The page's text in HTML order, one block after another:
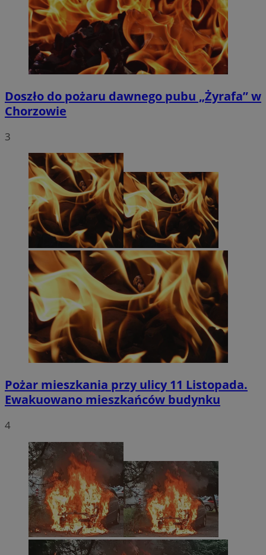
Doszło do pożaru dawnego pubu „Żyrafa” w
Chorzowie
3
Pożar mieszkania przy ulicy 11 Listopada.
Ewakuowano mieszkańców budynku
4